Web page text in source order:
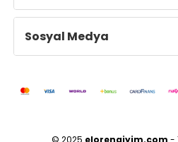
Sosyal Medya
© 2025 elorengiyim.com -